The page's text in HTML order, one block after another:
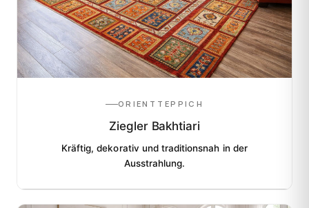
ORIENTTEPPICH
Ziegler Bakhtiari
Kräftig, dekorativ und traditionsnah in der
Ausstrahlung.